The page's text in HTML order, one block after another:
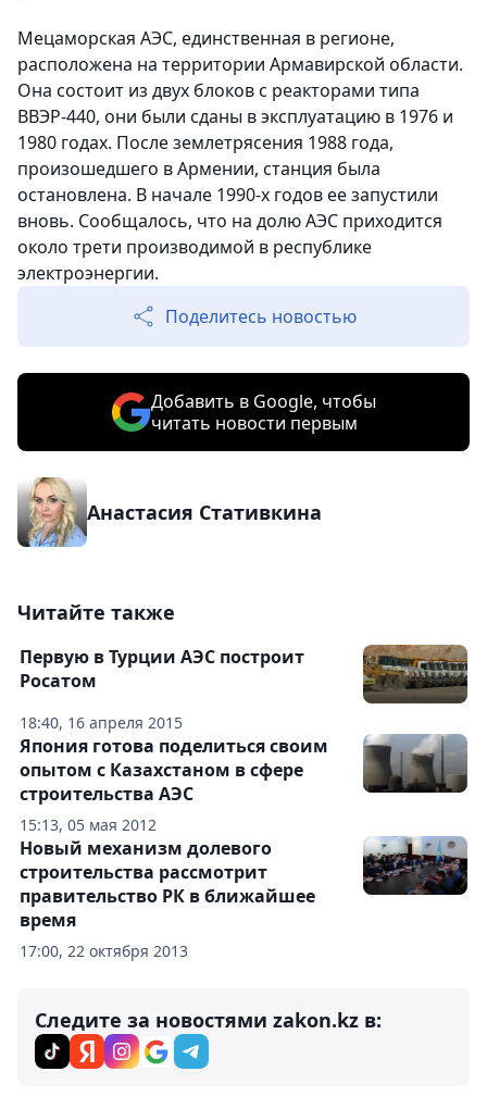
Мецаморская АЭС, единственная в регионе,
расположена на территории Армавирской области.
Она состоит из двух блоков с реакторами типа
ВВЭР-440, они были сданы в эксплуатацию в 1976 и
1980 годах. После землетрясения 1988 года,
произошедшего в Армении, станция была
остановлена. В начале 1990-х годов ее запустили
вновь. Сообщалось, что на долю АЭС приходится
около трети производимой в республике
электроэнергии.
Поделитесь новостью
Добавить в Google, чтобы
читать новости первым
Анастасия Стативкина
Читайте также
18:40, 16 апреля 2015
Первую в Турции АЭС построит
Росатом
15:13, 05 мая 2012
Япония готова поделиться своим
опытом с Казахстаном в сфере
строительства АЭС
17:00, 22 октября 2013
Новый механизм долевого
строительства рассмотрит
правительство РК в ближайшее
время
Следите за новостями zakon.kz в: